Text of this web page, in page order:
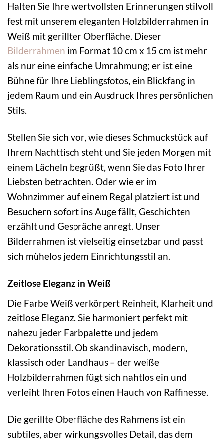
Halten Sie Ihre wertvollsten Erinnerungen stilvoll
fest mit unserem eleganten Holzbilderrahmen in
Weiß mit gerillter Oberfläche. Dieser
Bilderrahmen im Format 10 cm x 15 cm ist mehr
als nur eine einfache Umrahmung; er ist eine
Bühne für Ihre Lieblingsfotos, ein Blickfang in
jedem Raum und ein Ausdruck Ihres persönlichen
Stils.
Stellen Sie sich vor, wie dieses Schmuckstück auf
Ihrem Nachttisch steht und Sie jeden Morgen mit
einem Lächeln begrüßt, wenn Sie das Foto Ihrer
Liebsten betrachten. Oder wie er im
Wohnzimmer auf einem Regal platziert ist und
Besuchern sofort ins Auge fällt, Geschichten
erzählt und Gespräche anregt. Unser
Bilderrahmen ist vielseitig einsetzbar und passt
sich mühelos jedem Einrichtungsstil an.
Zeitlose Eleganz in Weiß
Die Farbe Weiß verkörpert Reinheit, Klarheit und
zeitlose Eleganz. Sie harmoniert perfekt mit
nahezu jeder Farbpalette und jedem
Dekorationsstil. Ob skandinavisch, modern,
klassisch oder Landhaus – der weiße
Holzbilderrahmen fügt sich nahtlos ein und
verleiht Ihren Fotos einen Hauch von Raffinesse.
Die gerillte Oberfläche des Rahmens ist ein
subtiles, aber wirkungsvolles Detail, das dem